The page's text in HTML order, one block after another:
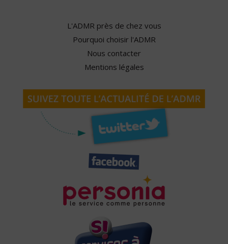
L'ADMR près de chez vous
Pourquoi choisir l'ADMR
Nous contacter
Mentions légales